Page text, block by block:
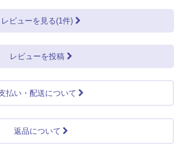
レビューを見る(1件)
レビューを投稿
払い・配送について
返品について